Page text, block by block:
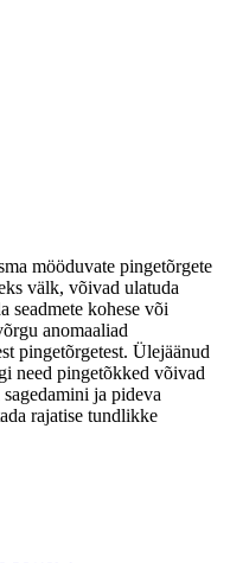
mööduvate pingetõrgete
välk, võivad ulatuda
seadmete kohese või
anomaaliad
pingetõrgetest. Ülejäänud
need pingetõkked võivad
ja pideva
rajatise tundlikke